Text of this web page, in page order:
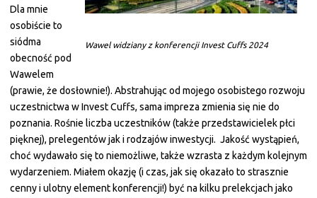
Wawel widziany z konferencji Invest Cuffs 2024
Dla mnie
osobiście to
siódma
obecność pod
Wawelem
(prawie, że dosłownie!). Abstrahując od mojego osobistego rozwoju
uczestnictwa w Invest Cuffs, sama impreza zmienia się nie do
poznania. Rośnie liczba uczestników (także przedstawicielek płci
pięknej), prelegentów jak i rodzajów inwestycji. Jakość wystąpień,
choć wydawało się to niemożliwe, także wzrasta z każdym kolejnym
wydarzeniem. Miałem okazję (i czas, jak się okazało to strasznie
cenny i ulotny element konferencji!) być na kilku prelekcjach jako